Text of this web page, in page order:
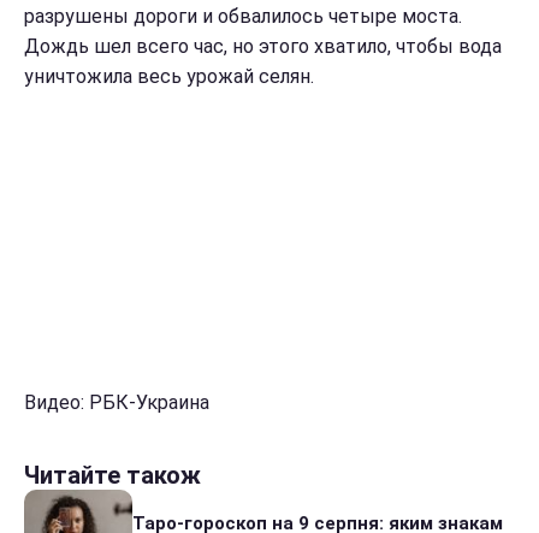
разрушены дороги и обвалилось четыре моста.
Дождь шел всего час, но этого хватило, чтобы вода
уничтожила весь урожай селян.
Видео: РБК-Украина
Читайте також
Таро-гороскоп на 9 серпня: яким знакам